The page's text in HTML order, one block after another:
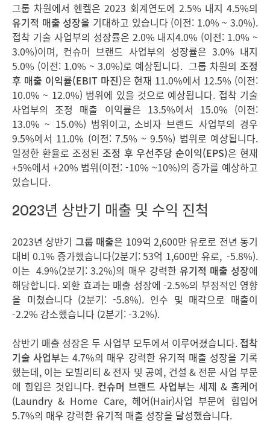
그룹 차원에서 헨켈은 2023 회계연도에 2.5% 내지 4.5%의
유기적 매출 성장을 기대하고 있습니다 (이전: 1.0% ~ 3.0%).
접착 기술 사업부의 성장률은 2.0% 내지4.0% (이전: 1.0% ~
3.0%)이며, 컨슈머 브랜드 사업부의 성장률은 3.0% 내지
5.0% (이전: 1.0% ~ 3.0%)로 예상됩니다. 그룹 차원의 조정
후 매출 이익률(EBIT 마진)은 현재 11.0%에서 12.5% (이전:
10.0% ~ 12.0%) 범위에 있을 것으로 예상됩니다. 접착 기술
사업부의 조정 매출 이익률은 13.5%에서 15.0% (이전:
13.0% ~ 15.0%) 범위이고, 소비자 브랜드 사업부의 경우
9.5%에서 11.0% (이전: 7.5% ~ 9.5%) 범위로 예상됩니다.
일정한 환율로 조정된 조정 후 우선주당 순이익(EPS)은 현재
+5%에서 +20% 범위(이전: -10% ~10%)의 증가를 예상하고
있습니다.
2023년 상반기 매출 및 수익 진척
2023년 상반기 그룹 매출은 109억 2,600만 유로로 전년 동기
대비 0.1% 증가했습니다(2분기: 53억 1,600만 유로, -5.8%).
이는 4.9%(2분기: 3.2%)의 매우 강력한 유기적 매출 성장에
해당합니다. 외환 효과는 매출 성장에 -2.5%의 부정적인 영향
을 미쳤습니다 (2분기: -5.8%). 인수 및 매각으로 매출이
-2.2% 감소했습니다 (2분기: -3.2%).
상반기 매출 성장은 두 사업부 모두에서 이루어졌습니다. 접착
기술 사업부는 4.7%의 매우 강력한 유기적 매출 성장을 기록
했는데, 이는 모빌리티 & 전자 및 공예, 건설 & 전문 사업 부문
에 힘입은 것입니다. 컨슈머 브랜드 사업부는 세제 & 홈케어
(Laundry & Home Care, 헤어(Hair)사업 부문에 힘입어
5.7%의 매우 강력한 유기적 매출 성장을 달성했습니다.